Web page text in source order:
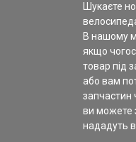
Шукаєте
В нашому
якщо
товар під
або вам
запчастин
ви можете
нададуть